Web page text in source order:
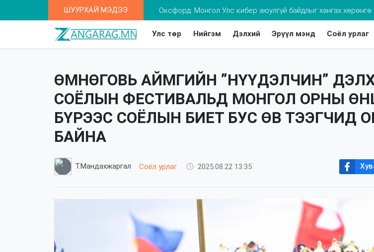
ШУУРХАЙ МЭДЭЭ Оксфорд: Монгол Улс кибер аюулгүй байдлыг хангах
Та 2-5 насны хүүхдээ томуугийн эсрэг дархлаажуулалтад
Улс төр Нийгэм Дэлхий Эрүүл мэнд Соёл урлаг
ӨМНӨГОВЬ АЙМГИЙН ”НҮҮДЭЛЧИН”
СОЁЛЫН ФЕСТИВАЛЬД МОНГОЛ ОРНЫ
БҮРЭЭС СОЁЛЫН БИЕТ БУС ӨВ ТЭЭГЧИД
БАЙНА
Т.Мандахжаргал Соёл урлаг 2025.08.22 13:35